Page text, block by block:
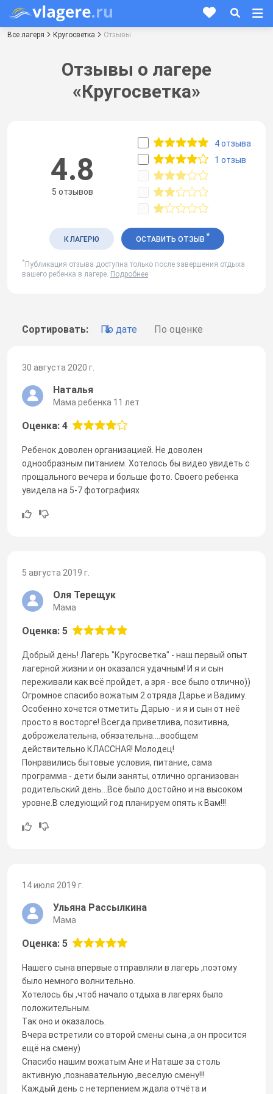
Все лагеря Кругосветка Отзывы
Отзывы о лагере
«Кругосветка»
Сортировать: По дате По оценке
30 августа 2020 г.
Наталья
Мама ребенка 11 лет
Оценка: 4
Ребенок доволен организацией. Не доволен
однообразным питанием. Хотелось бы видео увидеть с
прощального вечера и больше фото. Своего ребенка
увидела на 5-7 фотографиях
5 августа 2019 г.
Оля Терещук
Мама
Оценка: 5
Добрый день! Лагерь "Кругосветка" - наш первый опыт
лагерной жизни и он оказался удачным! И я и сын
переживали как всё пройдет, а зря - все было отлично))
Огромное спасибо вожатым 2 отряда Дарье и Вадиму.
Особенно хочется отметить Дарью - и я и сын от неё
просто в восторге! Всегда приветлива, позитивна,
доброжелательна, обязательна....вообщем
действительно КЛАССНАЯ! Молодец!
Понравились бытовые условия, питание, сама
программа - дети были заняты, отлично организован
родительский день...Всё было достойно и на высоком
уровне.В следующий год планируем опять к Вам!!!
14 июля 2019 г.
Ульяна Рассылкина
Мама
Оценка: 5
Нашего сына впервые отправляли в лагерь ,поэтому
было немного волнительно.
Хотелось бы ,чтоб начало отдыха в лагерях было
положительным.
Так оно и оказалось.
Вчера встретили со второй смены сына ,а он просится
ещё на смену)
Спасибо нашим вожатым Ане и Наташе за столь
активную ,познавательную ,веселую смену!!!
Каждый день с нетерпением ждала отчёта и
4.8
5 отзывов
4 отзыва
1 отзыв
К ЛАГЕРЮ ОСТАВИТЬ ОТЗЫВ *
* Публикация отзыва доступна только после завершения отдыха
вашего ребенка в лагере. Подробнее